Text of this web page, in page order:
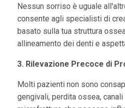
Nessun sorriso è uguale
consente agli specialisti di
basato sulla tua struttura
allineamento dei denti e
3. Rilevazione Precoce di
Molti pazienti non sono
gengivali, perdita ossea,